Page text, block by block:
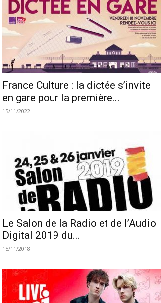
France Culture : la dictée s’invite
en gare pour la première...
15/11/2022
Le Salon de la Radio et de l’Audio
Digital 2019 du...
15/11/2018